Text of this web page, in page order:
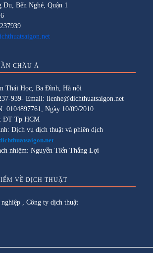
Du, Bến Nghé, Quận 1
CHÂU Á
Thái Học, Ba Đình, Hà nội
939- Email: lienhe@dichthuatsaigon.net
0104897761, Ngày 10/09/2010
ĐT Tp HCM
Dịch vụ dịch thuật và phiên dịch
nhiệm: Nguyễn Tiến Thắng Lợi
VỀ DỊCH THUẬT
, Công ty dịch thuật